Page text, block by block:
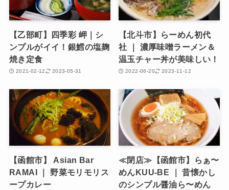
【乙部町】四季彩 岬｜シ
ンプルがイイ！銀鱈の塩麹
焼き定食
2021-02-12 2023-05-31
【北斗市】らーめん初代
社 ｜ 濃厚味噌ラーメン＆
温玉チャー丼が美味しい！
2022-06-20 2023-11-12
【函館市】 Asian Bar
RAMAI ｜ 野菜モリモリス
ープカレー
≪閉店≫【函館市】らぁ〜
めんKUU-BE ｜ 昔懐かし
のシンプル醤油ら〜めん